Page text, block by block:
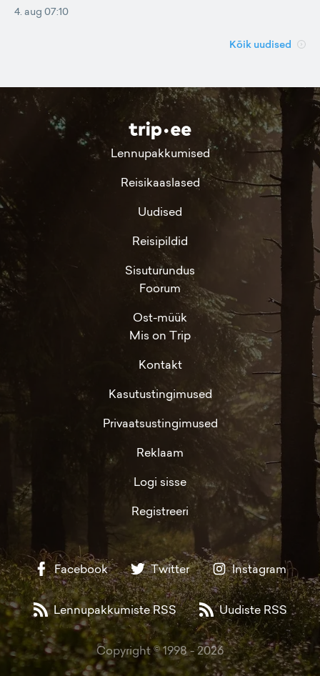
4. aug 07:10
Kõik uudised
Lennupakkumised
Reisikaaslased
Uudised
Reisipildid
Sisuturundus
Foorum
Ost-müük
Mis on Trip
Kontakt
Kasutustingimused
Privaatsustingimused
Reklaam
Logi sisse
Registreeri
Facebook Twitter Instagram
Lennupakkumiste RSS Uudiste RSS
Copyright © 1998 -2026